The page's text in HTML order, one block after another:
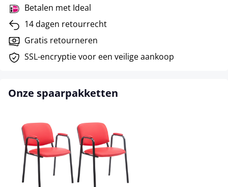
Betalen met Ideal
14 dagen retourrecht
Gratis retourneren
SSL-encryptie voor een veilige aankoop
Onze spaarpakketten